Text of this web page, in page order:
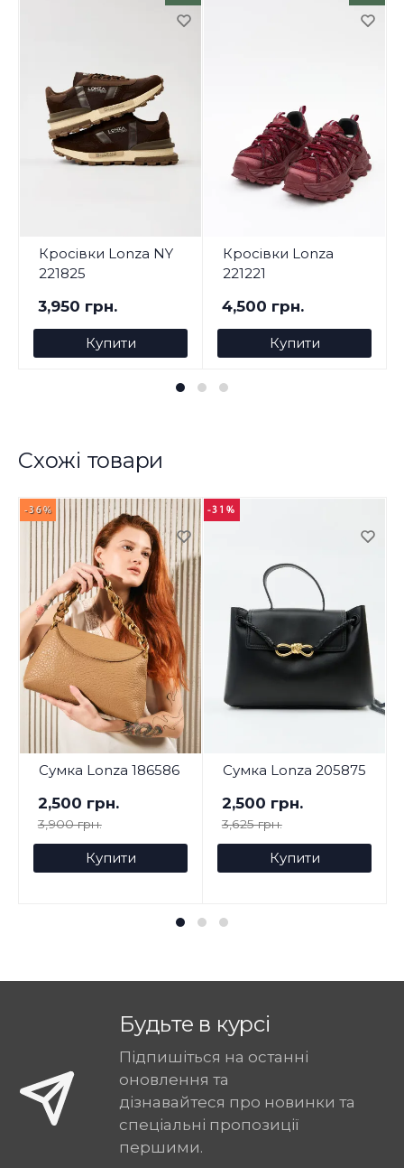
Кросівки Lonza NY
221825
3,950 грн.
Купити
Кросівки Lonza
221221
4,500 грн.
Купити
Схожі товари
-36%
Сумка Lonza 186586
2,500 грн.
3,900 грн.
Купити
-31%
Сумка Lonza 205875
2,500 грн.
3,625 грн.
Купити
Будьте в курсі
Підпишіться на останні
оновлення та
дізнавайтеся про новинки та
спеціальні пропозиції
першими.